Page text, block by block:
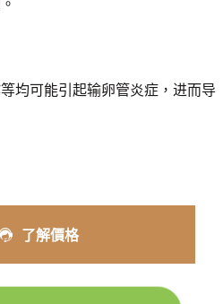
均可能引起输卵管炎症，进而导
了解價格